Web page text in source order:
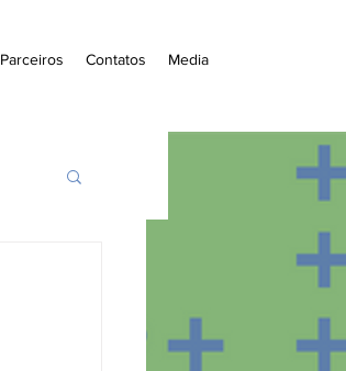
Parceiros Contatos Media